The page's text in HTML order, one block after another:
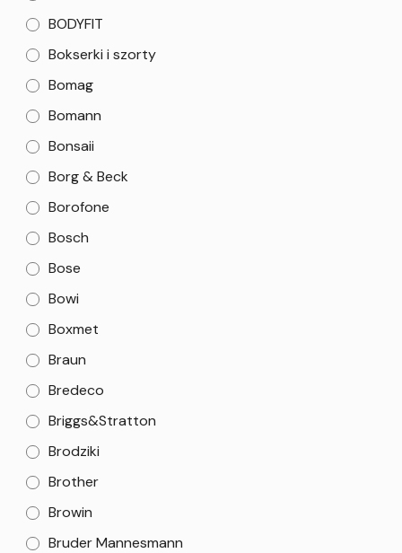
BODYFIT
Bokserki i szorty
Bomag
Bomann
Bonsaii
Borg & Beck
Borofone
Bosch
Bose
Bowi
Boxmet
Braun
Bredeco
Briggs&Stratton
Brodziki
Brother
Browin
Bruder Mannesmann